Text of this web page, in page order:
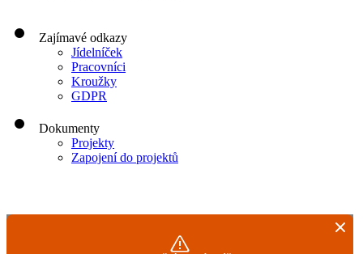
Zajímavé odkazy
Jídelníček
Pracovníci
Kroužky
GDPR
Dokumenty
Projekty
Zapojení do projektů